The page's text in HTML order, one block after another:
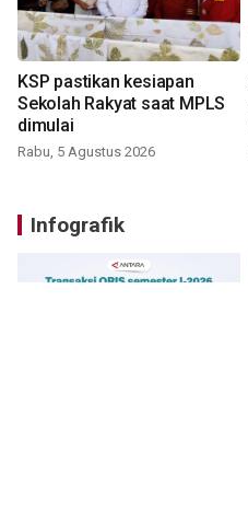
KSP pastikan kesiapan
Sekolah Rakyat saat MPLS
dimulai
Rabu, 5 Agustus 2026
Infografik